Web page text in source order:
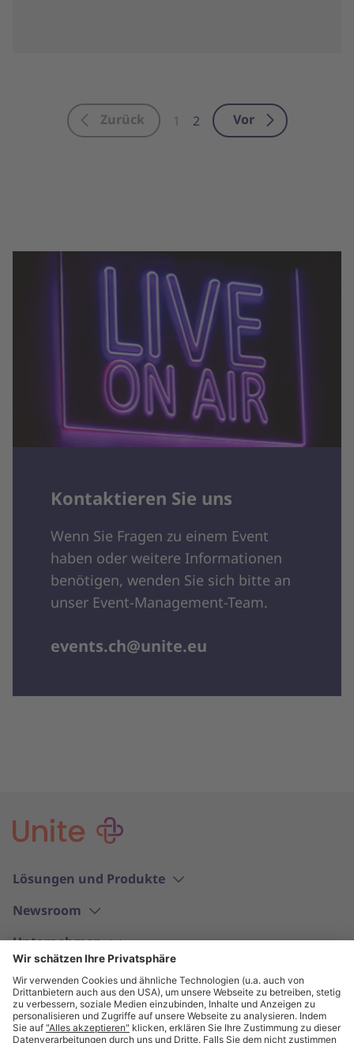
Zurück 1 2 Vor
Kontaktieren Sie uns
Wenn Sie Fragen zu einem Event
haben oder weitere Informationen
benötigen, wenden Sie sich bitte an
unser Event-Management-Team.
events.ch@unite.eu
Lösungen und Produkte
Newsroom
Unternehmen